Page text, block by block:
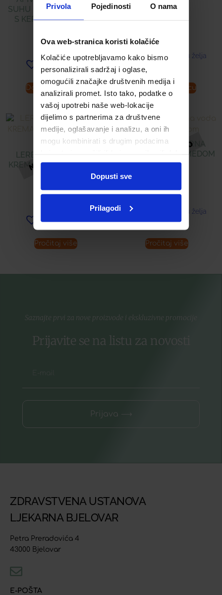
Privola Pojedinosti O nama
Ova web-stranica koristi kolačiće
Kolačiće upotrebljavamo kako bismo
personalizirali sadržaj i oglase,
omogućili značajke društvenih medija i
analizirali promet. Isto tako, podatke o
vašoj upotrebi naše web-lokacije
dijelimo s partnerima za društvene
medije, oglašavanje i analizu, a oni ih
mogu kombinirati s drugim podacima
ste upotrebljavali njihove usluge.
Dopusti sve
Prilagodi
SUHU I OŠTEĆENU KOSU
S KERATINOM 250 ML
16,27€
Dodaj u listu želja
Dodaj u košaricu
Dodaj u listu želja
Dodaj u košaricu
LERBOLARIO ARGAN
KREMA ZA LICE S ULJEM
33,73€
Dodaj u listu želja
Pročitaj više
APIVITA MICELARNA
VODA S RUŽOM I MEDOM
Dodaj u listu želja
Pročitaj više
Saznajte prvi za nove proizvode i ekskluzivne promocije
Prijavite se na listu za novosti
Prijava ⟶
ZDRAVSTVENA USTANOVA
LJEKARNA BJELOVAR
Petra Preradovića 4
43000 Bjelovar
E-POŠTA